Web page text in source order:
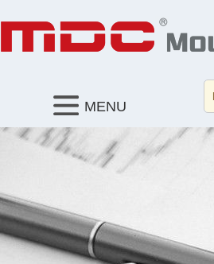
MENU